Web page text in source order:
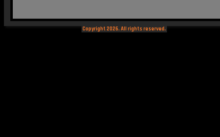
Copyright 2026. All rights reserved.